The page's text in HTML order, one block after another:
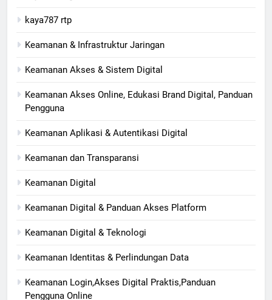
kaya787 rtp
Keamanan & Infrastruktur Jaringan
Keamanan Akses & Sistem Digital
Keamanan Akses Online, Edukasi Brand Digital, Panduan
Pengguna
Keamanan Aplikasi & Autentikasi Digital
Keamanan dan Transparansi
Keamanan Digital
Keamanan Digital & Panduan Akses Platform
Keamanan Digital & Teknologi
Keamanan Identitas & Perlindungan Data
Keamanan Login,Akses Digital Praktis,Panduan
Pengguna Online